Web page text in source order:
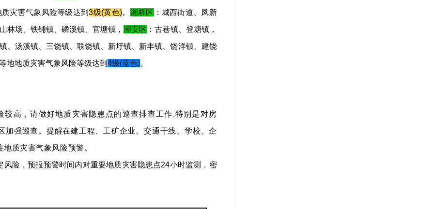
灾害气象风险等级达到3级(黄色)。 湘桥区 ：城西街道、凤新
林场、铁铺镇、磷溪镇、官塘镇，潮安区 ：古巷镇、登塘镇，
、汤溪镇、三饶镇、联饶镇、新圩镇、新丰镇、饶洋镇、建饶
地地质灾害气象风险等级达到4级(蓝色)。
较高，请做好地质灾害隐患点的巡查排查工作,特别是对房
加强巡查。提醒在建工程、工矿企业、交通干线、学校、企
质灾害气象风险预警。
风险，预报预警时间内对重要地质灾害隐患点24小时监测，密